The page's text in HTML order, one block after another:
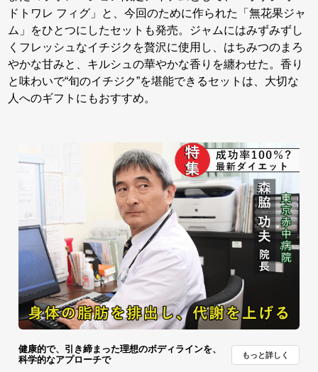
ドトワレ フィグ」と、今回のために作られた「無花果ジャ
ム」をひとつにしたセットも発売。ジャムにはみずみずし
くフレッシュなイチジクを贅沢に使用し、はちみつのまろ
やかな甘みと、キルシュの華やかな香りを纏わせた。香り
と味わいで“旬のイチジク”を堪能できるセットは、大切な
人へのギフトにもおすすめ。
健康的で、引き締まった理想のボディラインを、
科学的なアプローチで
もっと詳しく